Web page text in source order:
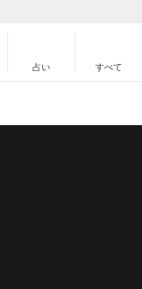
占い すべて